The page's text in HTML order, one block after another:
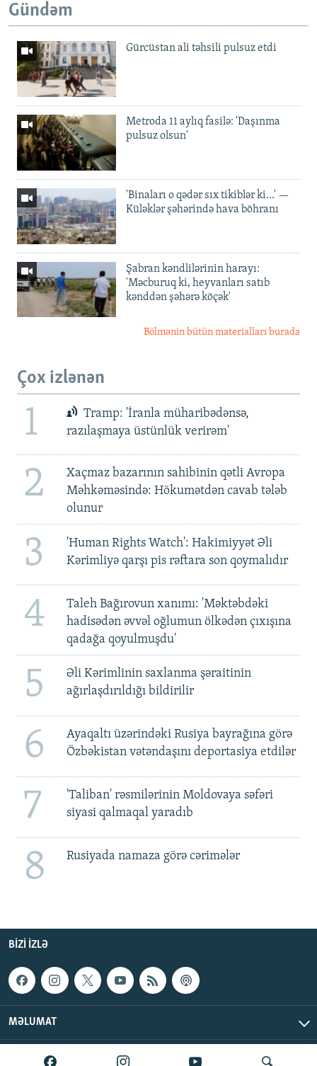
Gündəm
Gürcüstan ali təhsili pulsuz etdi
Metroda 11 aylıq fasilə: 'Daşınma
pulsuz olsun'
'Binaları o qədər sıx tikiblər ki...' —
Küləklər şəhərində hava böhranı
Şabran kəndlilərinin harayı:
'Məcburuq ki, heyvanları satıb
kənddən şəhərə köçək'
Bölmənin bütün materialları burada
Çox izlənən
1
Tramp: 'İranla müharibədənsə,
razılaşmaya üstünlük verirəm'
2
Xaçmaz bazarının sahibinin qətli Avropa
Məhkəməsində: Hökumətdən cavab tələb
olunur
3
'Human Rights Watch': Hakimiyyət Əli
Kərimliyə qarşı pis rəftara son qoymalıdır
4
Taleh Bağırovun xanımı: 'Məktəbdəki
hadisədən əvvəl oğlumun ölkədən çıxışına
qadağa qoyulmuşdu'
5
Əli Kərimlinin saxlanma şəraitinin
ağırlaşdırıldığı bildirilir
6
Ayaqaltı üzərindəki Rusiya bayrağına görə
Özbəkistan vətəndaşını deportasiya etdilər
7
'Taliban' rəsmilərinin Moldovaya səfəri
siyasi qalmaqal yaradıb
8 Rusiyada namaza görə cərimələr
BIZI IZLƏ
MƏLUMAT
AzadlıqRadiosu © 2026 Inc. | Bütün hüquqlar qorunur